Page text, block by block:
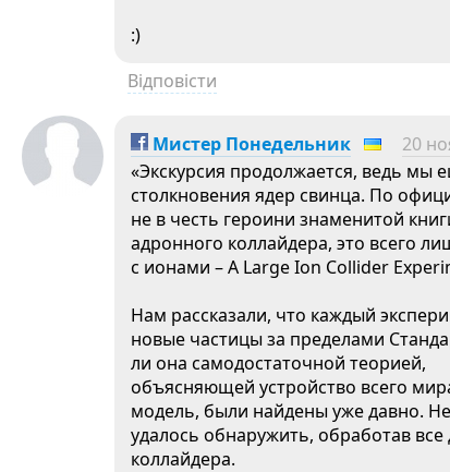
:)
Відповісти
Мистер Понедельник 20
«Экскурсия продолжается, ведь мы
столкновения ядер свинца. По
не в честь героини знаменитой
адронного коллайдера, это всего
с ионами – A Large Ion Collider
Нам рассказали, что каждый
новые частицы за пределами
ли она самодостаточной теорией,
объясняющей устройство всего
модель, были найдены уже давно. Не
удалось обнаружить, обработав
коллайдера.